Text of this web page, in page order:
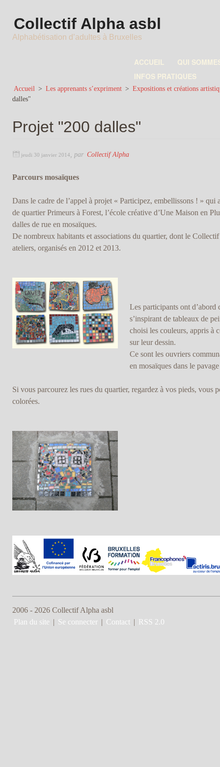
Collectif Alpha asbl
Alphabétisation d’adultes à Bruxelles
ACCUEIL
QUI
INFOS PRATIQUES
Accueil > Les apprenants s’expriment > Expositions et créations
dalles"
Projet "200 dalles"
jeudi 30 janvier 2014 par Collectif Alpha
Parcours mosaïques
Dans le cadre de l’appel à projet « Participez, embellissons ! » qui
de quartier Primeurs à Forest, l’école créative d’Une Maison en
dalles de rue en mosaïques.
De nombreux habitants et associations du quartier, dont le
ateliers, organisés en 2012 et 2013.
Les participants ont d’abord
s’inspirant de tableaux de
choisi les couleurs, appris à
sur leur dessin.
Ce sont les ouvriers
en mosaïques dans le
Si vous parcourez les rues du quartier, regardez à vos pieds, vous
colorées.
2006 - 2026 Collectif Alpha asbl
Plan du site | Se connecter | Contact | RSS 2.0